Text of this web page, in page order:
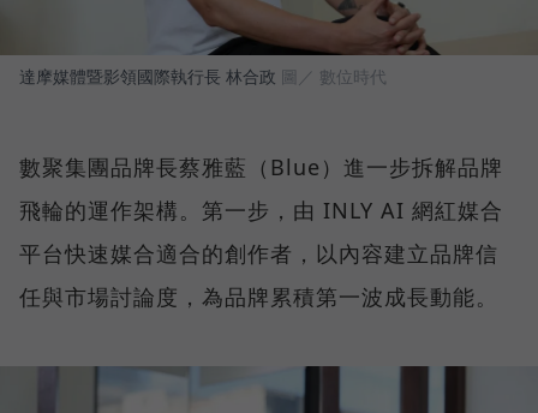
達摩媒體暨影領國際執行長 林合政 圖／ 數位時代
數聚集團品牌長蔡雅藍（Blue）進一步拆解品牌
飛輪的運作架構。第一步，由 INLY AI 網紅媒合
平台快速媒合適合的創作者，以內容建立品牌信
任與市場討論度，為品牌累積第一波成長動能。